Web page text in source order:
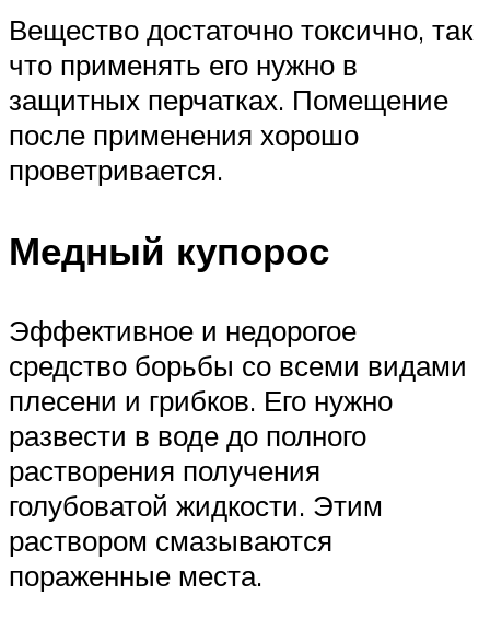
Вещество достаточно токсично, так
что применять его нужно в
защитных перчатках. Помещение
после применения хорошо
проветривается.
Медный купорос
Эффективное и недорогое
средство борьбы со всеми видами
плесени и грибков. Его нужно
развести в воде до полного
растворения получения
голубоватой жидкости. Этим
раствором смазываются
пораженные места.